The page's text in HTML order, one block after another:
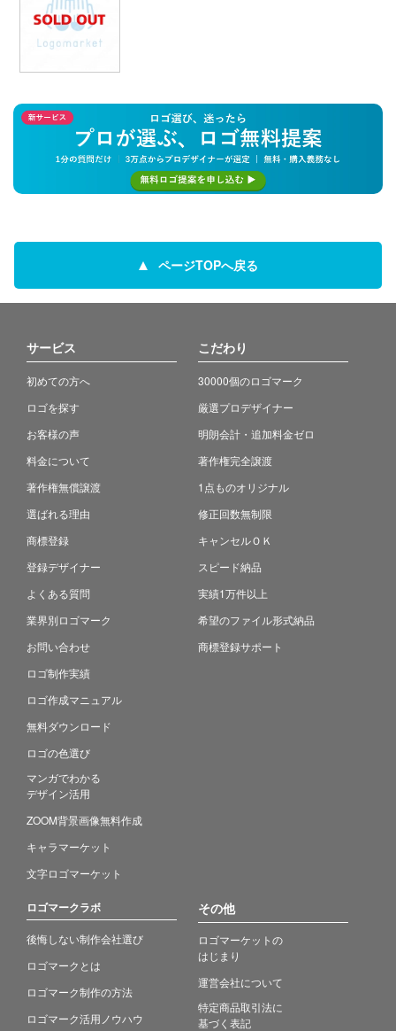
ページTOPへ戻る
サービス
初めての方へ
ロゴを探す
お客様の声
料金について
著作権無償譲渡
選ばれる理由
商標登録
登録デザイナー
よくある質問
業界別ロゴマーク
お問い合わせ
ロゴ制作実績
ロゴ作成マニュアル
無料ダウンロード
ロゴの色選び
マンガでわかる
デザイン活用
ZOOM背景画像無料作成
キャラマーケット
文字ロゴマーケット
こだわり
30000個のロゴマーク
厳選プロデザイナー
明朗会計・追加料金ゼロ
著作権完全譲渡
1点ものオリジナル
修正回数無制限
キャンセルＯＫ
スピード納品
実績1万件以上
希望のファイル形式納品
商標登録サポート
ロゴマークラボ
後悔しない制作会社選び
ロゴマークとは
ロゴマーク制作の方法
ロゴマーク活用ノウハウ
その他
ロゴマーケットの
はじまり
運営会社について
特定商品取引法に
基づく表記